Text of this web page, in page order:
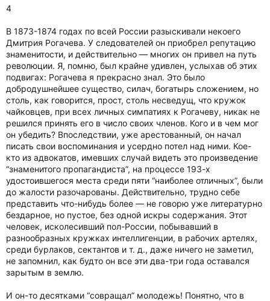
4
В 1873-1874 годах по всей России разыскивали некоего
Дмитрия Рогачева. У следователей он приобрел репутацию
знаменитости, и действительно — многих он привел на путь
революции. Я, помню, был крайне удивлен, услыхав об этих
подвигах: Рогачева я прекрасно знал. Это было
добродушнейшее существо, силач, богатырь сложением, но
столь, как говорится, прост, столь несведущ, что кружок
чайковцев, при всех личных симпатиях к Рогачеву, никак не
решился принять его в число своих членов. Кого и в чем мог
он убедить? Впоследствии, уже арестованный, он начал
писать свои воспоминания и усердно потел над ними. Кое-
кто из адвокатов, имевших случай видеть это произведение
“знаменитого пропагандиста”, на процессе 193-х
удостоившегося места среди пяти “наиболее отличных”, были
до жалости разочарованы. Действительно, трудно себе
представить что-нибудь более — не говорю уже литературно
бездарное, но пустое, без одной искры содержания. Этот
человек, исколесивший пол-России, побывавший в
разнообразных кружках интеллигенции, в рабочих артелях,
среди бурлаков, сектантов и т. д., даже ничего не заметил,
не запомнил, как будто он все эти два-три года оставался
зарытым в землю.
И он-то десятками “совращал” молодежь! Понятно, что в